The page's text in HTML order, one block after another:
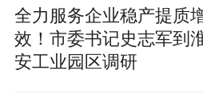
全力服务企业稳产提质
效！市委书记史志军到
安工业园区调研